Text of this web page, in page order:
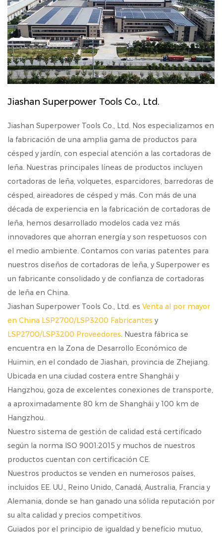
Jiashan Superpower Tools Co., Ltd.
Jiashan Superpower Tools Co., Ltd. Nos especializamos en
la fabricación de una amplia gama de productos para
césped y jardín, con especial atención a las cortadoras de
leña. Nuestras principales líneas de productos incluyen
cortadoras de leña, volquetes, esparcidores, barredoras de
césped, aireadores de césped y más. Con más de una
década de experiencia en la fabricación de cortadoras de
leña, hemos desarrollado modelos cada vez más
innovadores que ahorran energía y son respetuosos con
el medio ambiente. Contamos con varias patentes para
nuestros diseños de cortadoras de leña, y Superpower es
un fabricante consolidado y de confianza de cortadoras
de leña en China.
Jiashan Superpower Tools Co., Ltd. es Venta al por mayor
en China LSP2700/LSP3200 Fabricantes y
LSP2700/LSP3200 Proveedores. Nuestra fábrica se
encuentra en la Zona de Desarrollo Económico de
Huimin, en el condado de Jiashan, provincia de Zhejiang.
Ubicada en una ciudad costera entre Shanghái y
Hangzhou, goza de excelentes conexiones de transporte,
a aproximadamente 80 km de Shanghái y 100 km de
Hangzhou.
Nuestro sistema de gestión de calidad está certificado
según la norma ISO 9001:2015 y muchos de nuestros
productos cuentan con certificación CE.
Nuestros productos se venden en numerosos países,
incluidos EE. UU., Reino Unido, Canadá, Australia, Francia y
Alemania, donde se han ganado una sólida reputación por
su alta calidad y precios competitivos.
Guiados por el principio de igualdad y beneficio mutuo,